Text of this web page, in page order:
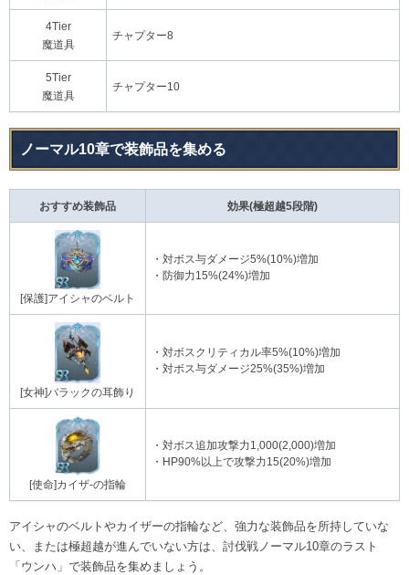
4Tier
魔道具
チャプター8
5Tier
魔道具
チャプター10
ノーマル10章で装飾品を集める
おすすめ装飾品 効果(極超越5段階)
[保護]アイシャのベルト
・対ボス与ダメージ5%(10%)増加
・防御力15%(24%)増加
[女神]バラックの耳飾り
・対ボスクリティカル率5%(10%)増加
・対ボス与ダメージ25%(35%)増加
[使命]カイザ-の指輪
・対ボス追加攻撃力1,000(2,000)増加
・HP90%以上で攻撃力15(20%)増加
アイシャのベルトやカイザーの指輪など、強力な装飾品を所持していな
い、または極超越が進んでいない方は、討伐戦ノーマル10章のラスト
「ウンハ」で装飾品を集めましょう。